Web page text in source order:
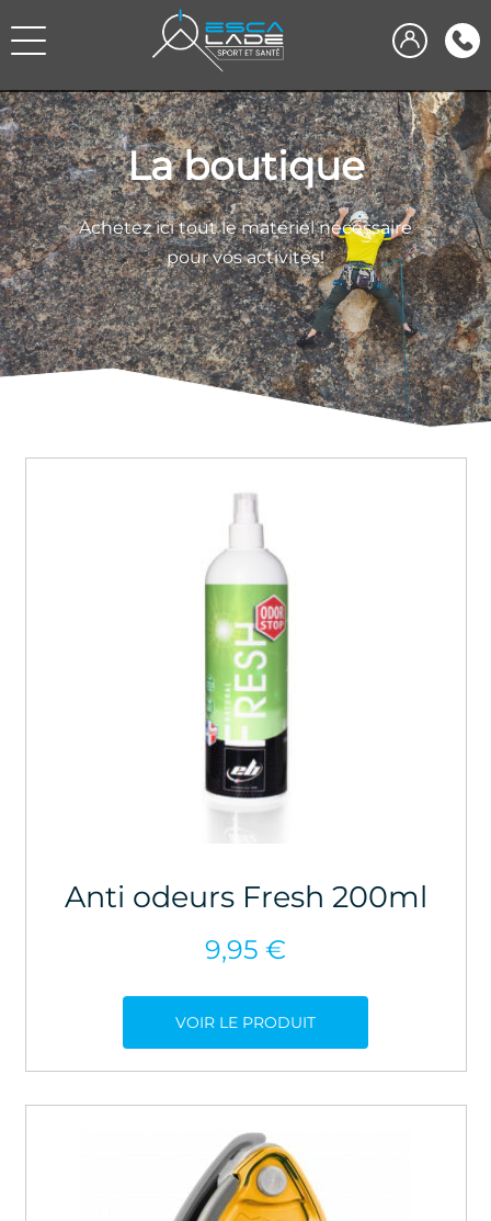
La boutique
Achetez ici tout le matériel nécessaire
pour vos activités!
Anti odeurs Fresh 200ml
9,95 €
VOIR LE PRODUIT